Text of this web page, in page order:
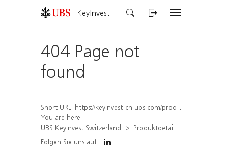
KeyInvest
404 Page not
found
Short URL: https://keyinvest-ch.ubs.com/produkt/detail/index/isin/CH1577913341
You are here:
UBS KeyInvest Switzerland
Produktdetail
Folgen Sie uns auf